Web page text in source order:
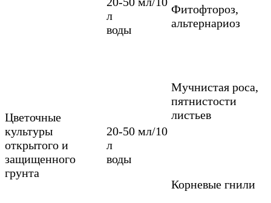
л
воды
Фитофтороз,
альтернариоз
Цветочные
культуры
открытого и
защищенного
грунта
20-50 мл/10
л
воды
Мучнистая роса,
пятнистости
листьев
Корневые гнили